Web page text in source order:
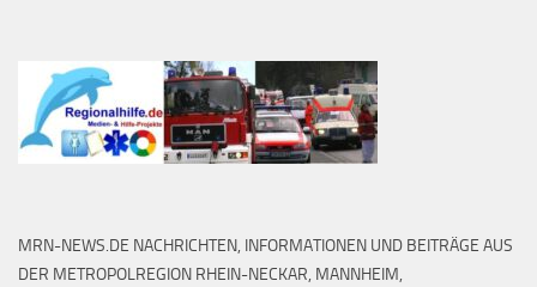
MRN-NEWS.DE NACHRICHTEN, INFORMATIONEN UND BEITRÄGE AUS
DER METROPOLREGION RHEIN-NECKAR, MANNHEIM,